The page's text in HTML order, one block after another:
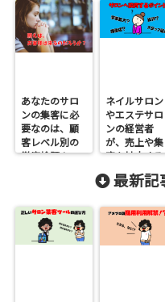
あなたのサロ
ンの集客に必
要なのは、顧
客レベル別の
徹底検証！
ネイルサロン
やエステサロ
ンの経営者
が、売上や集
客を拡大する
際の投資のポ
イント！
最新記